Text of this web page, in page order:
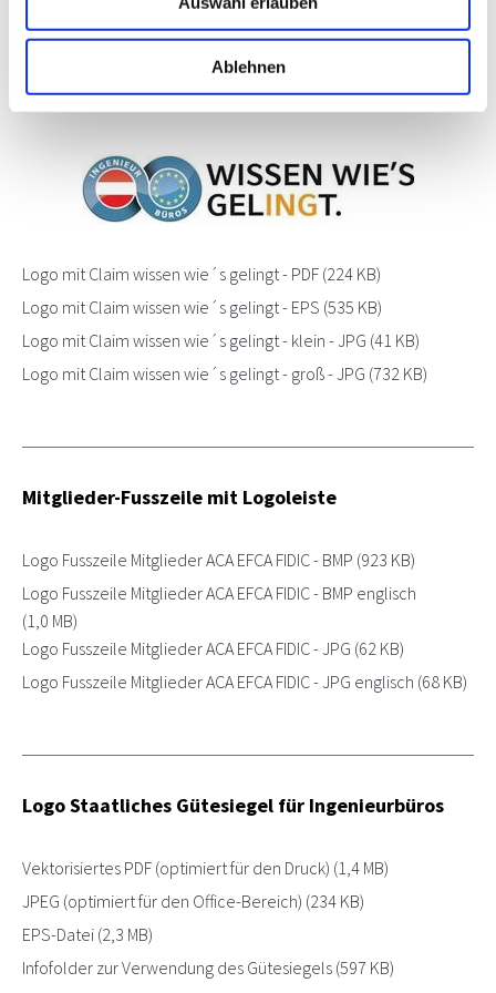
Ablehnen
Logo mit Claim "wissen wie´s gelingt"
Logo mit Claim wissen wie´s gelingt - PDF (224 KB)
Logo mit Claim wissen wie´s gelingt - EPS (535 KB)
Logo mit Claim wissen wie´s gelingt - klein - JPG (41 KB)
Logo mit Claim wissen wie´s gelingt - groß - JPG (732 KB)
Mitglieder-Fusszeile mit Logoleiste
Logo Fusszeile Mitglieder ACA EFCA FIDIC - BMP (923 KB)
Logo Fusszeile Mitglieder ACA EFCA FIDIC - BMP englisch
(1,0 MB)
Logo Fusszeile Mitglieder ACA EFCA FIDIC - JPG (62 KB)
Logo Fusszeile Mitglieder ACA EFCA FIDIC - JPG englisch (68 KB)
Logo Staatliches Gütesiegel für Ingenieurbüros
Vektorisiertes PDF (optimiert für den Druck) (1,4 MB)
JPEG (optimiert für den Office-Bereich) (234 KB)
EPS-Datei (2,3 MB)
Infofolder zur Verwendung des Gütesiegels (597 KB)